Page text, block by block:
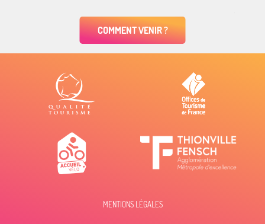
COMMENT VENIR ?
MENTIONS LÉGALES